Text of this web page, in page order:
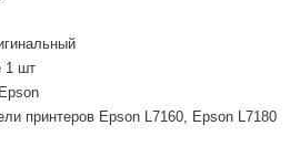
1 шт
принтеров Epson L7160, Epson L7180